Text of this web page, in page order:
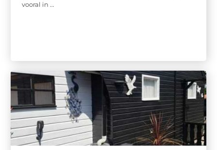
vooral in ...